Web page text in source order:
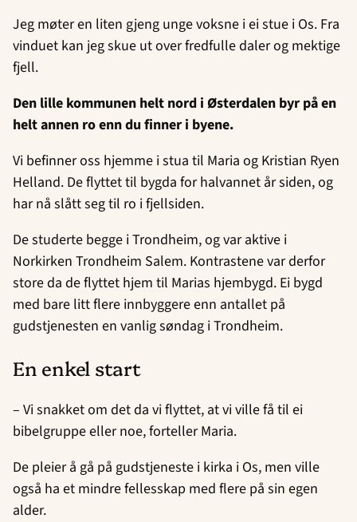
Jeg møter en liten gjeng unge voksne i ei stue i Os. Fra
vinduet kan jeg skue ut over fredfulle daler og mektige
fjell.
Den lille kommunen helt nord i Østerdalen byr på en
helt annen ro enn du finner i byene.
Vi befinner oss hjemme i stua til Maria og Kristian Ryen
Helland. De flyttet til bygda for halvannet år siden, og
har nå slått seg til ro i fjellsiden.
De studerte begge i Trondheim, og var aktive i
Norkirken Trondheim Salem. Kontrastene var derfor
store da de flyttet hjem til Marias hjembygd. Ei bygd
med bare litt flere innbyggere enn antallet på
gudstjenesten en vanlig søndag i Trondheim.
En enkel start
– Vi snakket om det da vi flyttet, at vi ville få til ei
bibelgruppe eller noe, forteller Maria.
De pleier å gå på gudstjeneste i kirka i Os, men ville
også ha et mindre fellesskap med flere på sin egen
alder.